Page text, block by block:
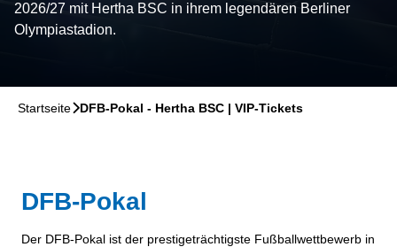
2026/27 mit Hertha BSC in ihrem legendären Berliner
Olympiastadion.
Startseite􀆊DFB-Pokal - Hertha BSC | VIP-Tickets
DFB-Pokal
Der DFB-Pokal ist der prestigeträchtigste Fußballwettbewerb in